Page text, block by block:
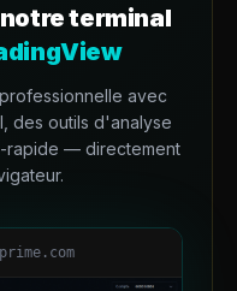
terminal
avec
des outils d'analyse
rapide — directement